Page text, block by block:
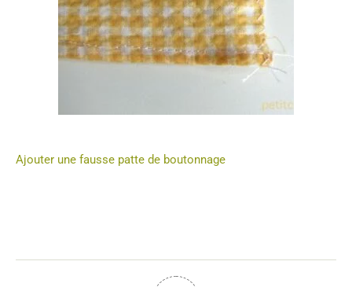
Ajouter une fausse patte de boutonnage